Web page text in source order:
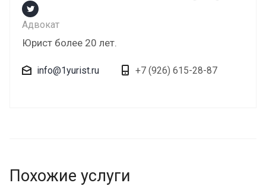
Адвокат
Юрист более 20 лет.
info@1yurist.ru +7 (926) 615-28-87
Похожие услуги